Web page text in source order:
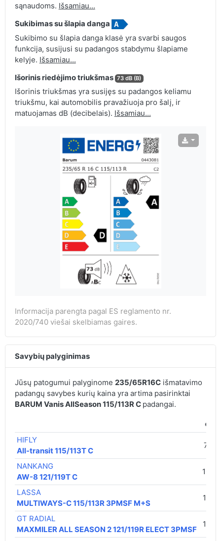
sąnaudoms. Išsamiau...
Sukibimas su šlapia danga
Sukibimo su šlapia danga klasė yra svarbi saugos
funkcija, susijusi su padangos stabdymu šlapiame
kelyje. Išsamiau...
Išorinis riedėjimo triukšmas 73 dB (B)
Išorinis triukšmas yra susijęs su padangos keliamu
triukšmu, kai automobilis pravažiuoja pro šalį, ir
matuojamas dB (decibelais). Išsamiau...
Informacija parengta pagal ES reglamento nr.
2020/740 viešai skelbiamas gaires.
Savybių palyginimas
Jūsų patogumui palyginome 235/65R16Cišmatavimo
padangų savybes kurių kaina yra artima pasirinktai
BARUM Vanis AllSeason 115/113R C padangai.
€ /
HIFLY
All-transit 115/113T C
NANKANG
AW-8 121/119T C
LASSA
MULTIWAYS-C 115/113R 3PMSF M+S
GT RADIAL
MAXMILER ALL SEASON 2 121/119R ELECT 3PMSF